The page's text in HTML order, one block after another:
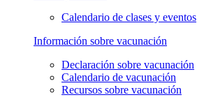
Calendario de clases y eventos
Información sobre vacunación
Declaración sobre vacunación
Calendario de vacunación
Recursos sobre vacunación